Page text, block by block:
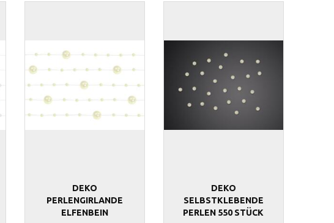
DEKO
PERLENGIRLANDE
ELFENBEIN
DEKO
SELBSTKLEBENDE
PERLEN 550 STÜCK